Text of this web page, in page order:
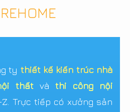
ty thiết kế kiến trúc nhà
thấtvàthi công nội
Trực tiếp có xưởng sản